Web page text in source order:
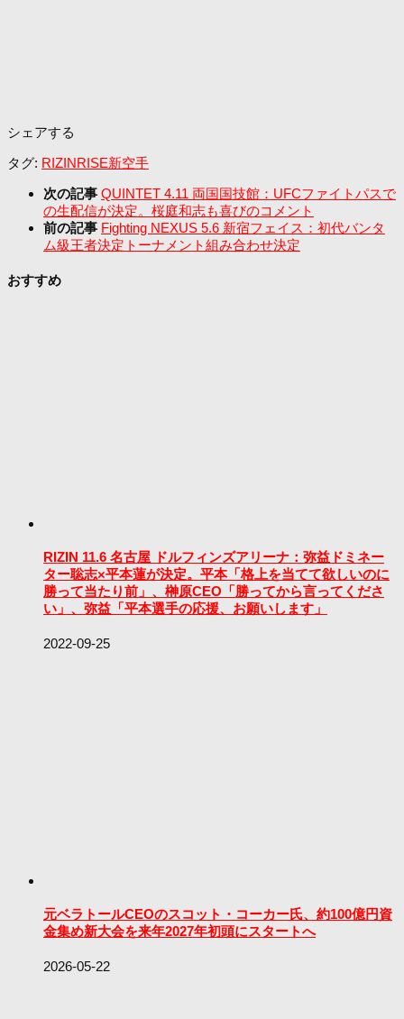
シェアする
タグ: RIZINRISE新空手
次の記事 QUINTET 4.11 両国国技館：UFCファイトパスで
の生配信が決定。桜庭和志も喜びのコメント
前の記事 Fighting NEXUS 5.6 新宿フェイス：初代バンタ
ム級王者決定トーナメント組み合わせ決定
おすすめ
RIZIN 11.6 名古屋 ドルフィンズアリーナ：弥益ドミネー
ター聡志×平本蓮が決定。平本「格上を当てて欲しいのに
勝って当たり前」、榊原CEO「勝ってから言ってくださ
い」、弥益「平本選手の応援、お願いします」
2022-09-25
元ベラトールCEOのスコット・コーカー氏、約100億円資
金集め新大会を来年2027年初頭にスタートへ
2026-05-22